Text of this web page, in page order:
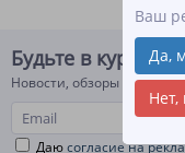
Ваш
Да,
Нет,
Будьте в курсе!
Новости, обзоры и акции
Даюсогласие на